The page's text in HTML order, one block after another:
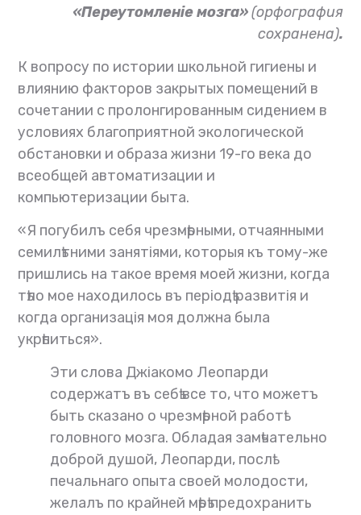
«Переутомленіе мозга»(орфография
сохранена).
К вопросу по истории школьной гигиены и
влиянию факторов закрытых помещений в
сочетании с пролонгированным сидением в
условиях благоприятной экологической
обстановки и образа жизни 19-го века до
всеобщей автоматизации и
компьютеризации быта.
«Я погубилъ себя чрезмѣрными, отчаянными
семилѣтними занятіями, которыя къ тому-же
пришлись на такое время моей жизни, когда
тѣло мое находилось въ періодѣ развитія и
когда организація моя должна была
укрѣпиться».
Эти слова Джіакомо Леопарди
содержатъ въ себѣ все то, что можетъ
быть сказано о чрезмѣрной работѣ
головного мозга. Обладая замѣчательно
доброй душой, Леопарди, послѣ
печальнаго опыта своей молодости,
желалъ по крайней мѣрѣ предохранить